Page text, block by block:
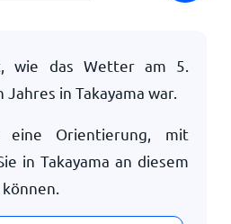
wie das Wetter am 5.
in Takayama war.
eine Orientierung, mit
in Takayama an diesem